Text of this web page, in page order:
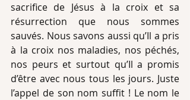
sacrifice de Jésus à la croix et sa
résurrection que nous sommes
sauvés. Nous savons aussi qu’Il a pris
à la croix nos maladies, nos péchés,
nos peurs et surtout qu’Il a promis
d’être avec nous tous les jours. Juste
l’appel de son nom suffit ! Le nom le